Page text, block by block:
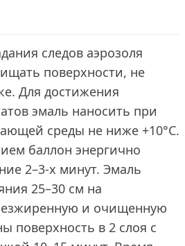
следов аэрозоля
поверхности, не
Для достижения
эмаль наносить при
среды не ниже +10°С.
баллон энергично
2–3-х минут. Эмаль
25–30 см на
и очищенную
поверхность в 2 слоя с